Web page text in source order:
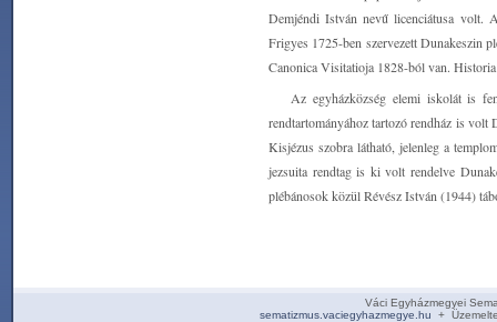
Demjéndi István nevű licenciátusa volt.
Frigyes 1725-ben szervezett Dunakeszin
Canonica Visitatioja 1828-ból van.
Az egyházközség elemi iskolát is
rendtartományához tartozó rendház is
Kisjézus szobra látható, jelenleg a
jezsuita rendtag is ki volt rendelve
plébánosok közül Révész István (1944)
Váci Egyházmegyei
sematizmus.vaciegyhazmegye.hu +